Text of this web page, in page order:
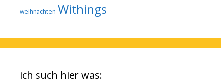
weihnachten Withings
ich such hier was: